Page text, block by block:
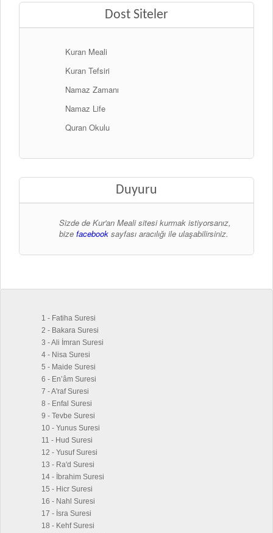
Dost Siteler
Kuran Meali
Kuran Tefsiri
Namaz Zamanı
Namaz Life
Quran Okulu
Duyuru
Sizde de Kur'an Meali sitesi kurmak istiyorsanız,
bize facebook sayfası aracılığı ile ulaşabilirsiniz.
1 - Fatiha Suresi
2 - Bakara Suresi
3 - Ali İmran Suresi
4 - Nisa Suresi
5 - Maide Suresi
6 - En’âm Suresi
7 - A'raf Suresi
8 - Enfal Suresi
9 - Tevbe Suresi
10 - Yunus Suresi
11 - Hud Suresi
12 - Yusuf Suresi
13 - Ra'd Suresi
14 - İbrahim Suresi
15 - Hicr Suresi
16 - Nahl Suresi
17 - İsra Suresi
18 - Kehf Suresi